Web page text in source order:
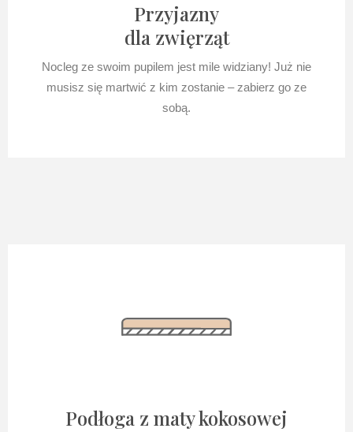
Przyjazny
dla zwięrząt
Nocleg ze swoim pupilem jest mile widziany! Już nie
musisz się martwić z kim zostanie – zabierz go ze
sobą.
Podłoga z maty kokosowej